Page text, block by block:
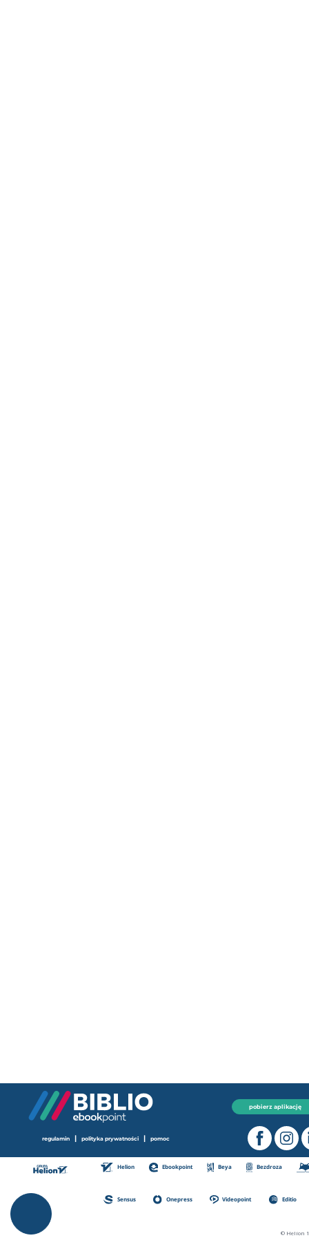
pobierz aplikację
regulamin | polityka prywatności | pomoc
Helion Ebookpoint Beya Bezdroza
Sensus Onepress Videopoint Editio
© Helion